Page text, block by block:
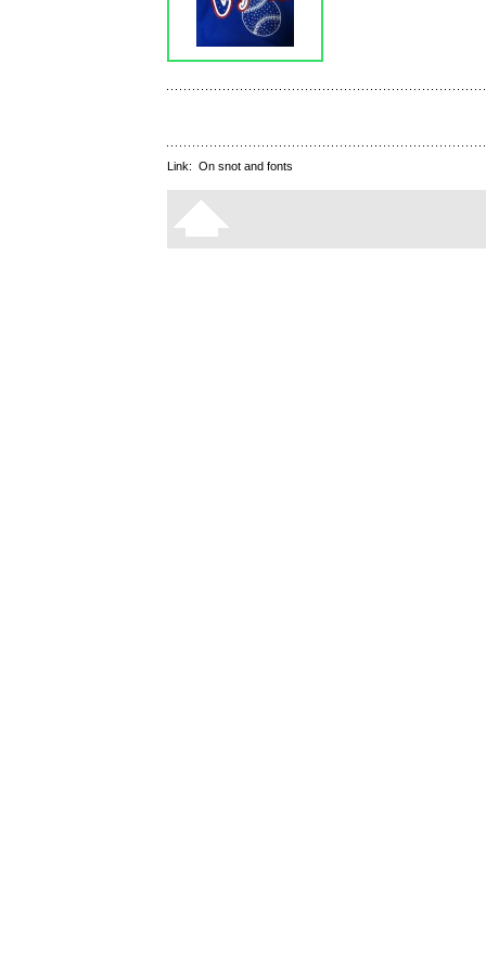
Link: On snot and fonts